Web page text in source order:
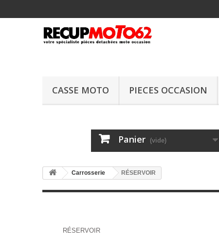
CASSE MOTO PIECES OCCASION
Panier (vide)
Carrosserie RÉSERVOIR
RÉSERVOIR